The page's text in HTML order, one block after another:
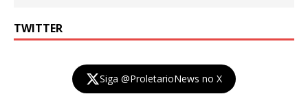
TWITTER
Siga @ProletarioNews no X